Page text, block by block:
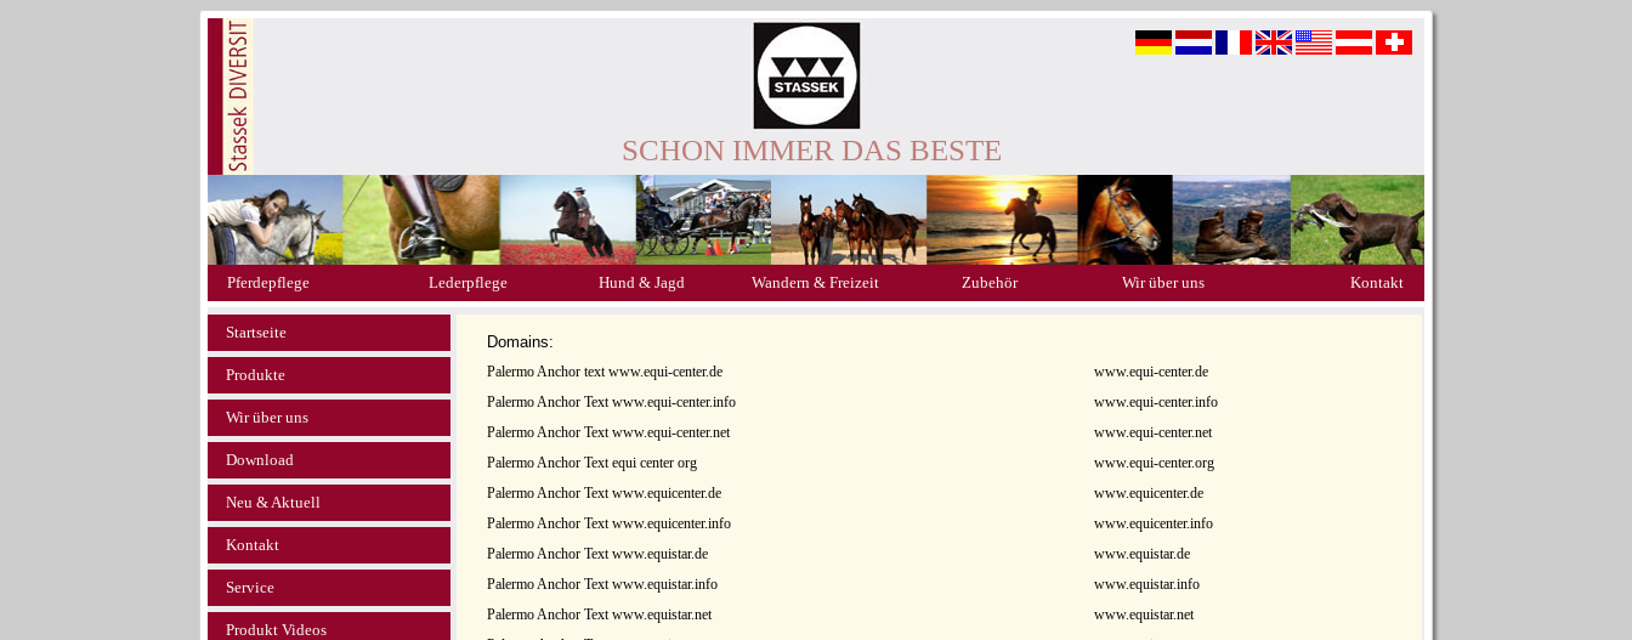
SCHON IMMER DAS BESTE
Pferdepflege Lederpflege Hund & Jagd Wandern & Freizeit Zubehör Wir über uns Kontakt
Startseite
Produkte
Wir über uns
Download
Neu & Aktuell
Kontakt
Service
Produkt Videos
Domains:
Palermo Anchor text www.equi-center.de
www.equi-center.de
Palermo Anchor Text www.equi-center.info
www.equi-center.info
Palermo Anchor Text www.equi-center.net
www.equi-center.net
Palermo Anchor Text equi center org
www.equi-center.org
Palermo Anchor Text www.equicenter.de
www.equicenter.de
Palermo Anchor Text www.equicenter.info
www.equicenter.info
Palermo Anchor Text www.equistar.de
www.equistar.de
Palermo Anchor Text www.equistar.info
www.equistar.info
Palermo Anchor Text www.equistar.net
www.equistar.net